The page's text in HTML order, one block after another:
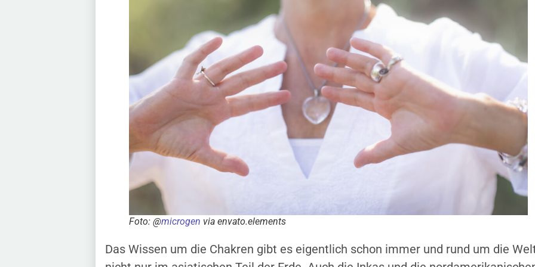
Foto: @microgen via envato.elements
Das Wissen um die Chakren gibt es eigentlich schon immer und rund um die